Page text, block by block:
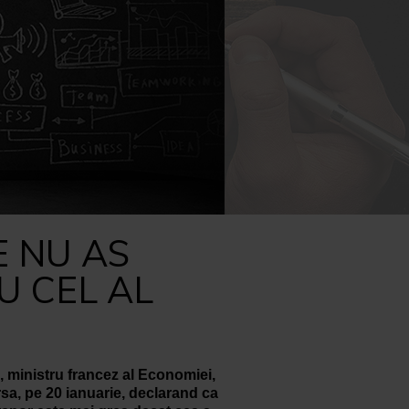
CAPACITATE ADMINISTRATIVA
NU AS
CEL AL
ministru francez al Economiei,
pe 20 ianuarie, declarand ca